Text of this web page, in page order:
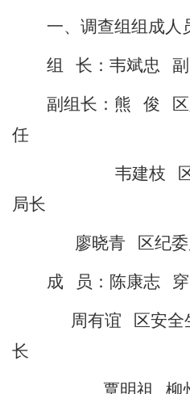
一、调查组组成人
组
长：韦斌忠
副组长：熊
俊 区
任
韦建枝
局长
廖晓青 区纪委
成
员：陈康志
周有谊
区安
长
覃明祖 柳